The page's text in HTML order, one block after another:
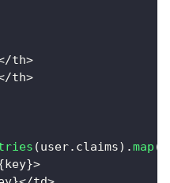
/th>
/th>
(user. claims) .map (
key}>